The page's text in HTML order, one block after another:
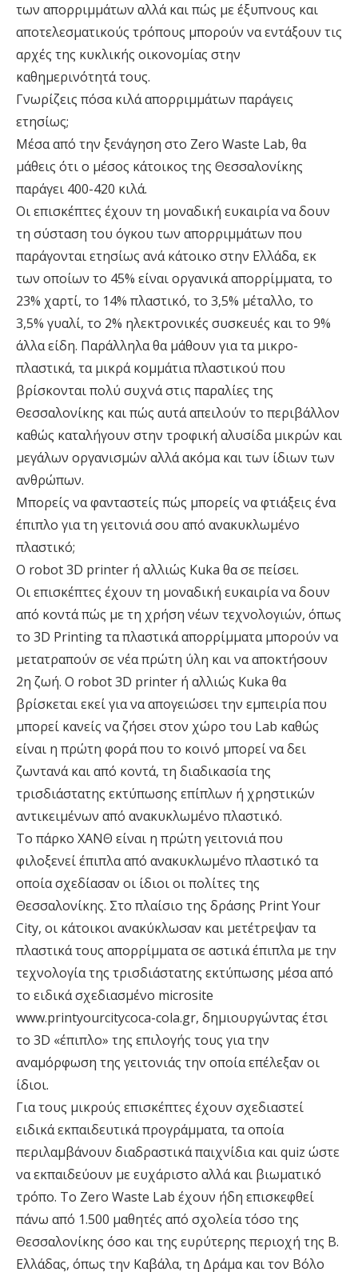
των απορριμμάτων αλλά και πώς με έξυπνους και
αποτελεσματικούς τρόπους μπορούν να εντάξουν τις
αρχές της κυκλικής οικονομίας στην
καθημερινότητά τους.
Γνωρίζεις πόσα κιλά απορριμμάτων παράγεις
ετησίως;
Μέσα από την ξενάγηση στο Zero Waste Lab, θα
μάθεις ότι ο μέσος κάτοικος της Θεσσαλονίκης
παράγει 400-420 κιλά.
Οι επισκέπτες έχουν τη μοναδική ευκαιρία να δουν
τη σύσταση του όγκου των απορριμμάτων που
παράγονται ετησίως ανά κάτοικο στην Ελλάδα, εκ
των οποίων το 45% είναι οργανικά απορρίμματα, το
23% χαρτί, το 14% πλαστικό, το 3,5% μέταλλο, το
3,5% γυαλί, το 2% ηλεκτρονικές συσκευές και το 9%
άλλα είδη. Παράλληλα θα μάθουν για τα μικρο-
πλαστικά, τα μικρά κομμάτια πλαστικού που
βρίσκονται πολύ συχνά στις παραλίες της
Θεσσαλονίκης και πώς αυτά απειλούν το περιβάλλον
καθώς καταλήγουν στην τροφική αλυσίδα μικρών και
μεγάλων οργανισμών αλλά ακόμα και των ίδιων των
ανθρώπων.
Μπορείς να φανταστείς πώς μπορείς να φτιάξεις ένα
έπιπλο για τη γειτονιά σου από ανακυκλωμένο
πλαστικό;
Ο robot 3D printer ή αλλιώς Kuka θα σε πείσει.
Οι επισκέπτες έχουν τη μοναδική ευκαιρία να δουν
από κοντά πώς με τη χρήση νέων τεχνολογιών, όπως
το 3D Printing τα πλαστικά απορρίμματα μπορούν να
μετατραπούν σε νέα πρώτη ύλη και να αποκτήσουν
2η ζωή. Ο robot 3D printer ή αλλιώς Kuka θα
βρίσκεται εκεί για να απογειώσει την εμπειρία που
μπορεί κανείς να ζήσει στον χώρο του Lab καθώς
είναι η πρώτη φορά που το κοινό μπορεί να δει
ζωντανά και από κοντά, τη διαδικασία της
τρισδιάστατης εκτύπωσης επίπλων ή χρηστικών
αντικειμένων από ανακυκλωμένο πλαστικό.
Το πάρκο ΧΑΝΘ είναι η πρώτη γειτονιά που
φιλοξενεί έπιπλα από ανακυκλωμένο πλαστικό τα
οποία σχεδίασαν οι ίδιοι οι πολίτες της
Θεσσαλονίκης. Στο πλαίσιο της δράσης Print Your
City, οι κάτοικοι ανακύκλωσαν και μετέτρεψαν τα
πλαστικά τους απορρίμματα σε αστικά έπιπλα με την
τεχνολογία της τρισδιάστατης εκτύπωσης μέσα από
το ειδικά σχεδιασμένο microsite
www.printyourcitycoca-cola.gr, δημιουργώντας έτσι
το 3D «έπιπλο» της επιλογής τους για την
αναμόρφωση της γειτονιάς την οποία επέλεξαν οι
ίδιοι.
Για τους μικρούς επισκέπτες έχουν σχεδιαστεί
ειδικά εκπαιδευτικά προγράμματα, τα οποία
περιλαμβάνουν διαδραστικά παιχνίδια και quiz ώστε
να εκπαιδεύουν με ευχάριστο αλλά και βιωματικό
τρόπο. Το Zero Waste Lab έχουν ήδη επισκεφθεί
πάνω από 1.500 μαθητές από σχολεία τόσο της
Θεσσαλονίκης όσο και της ευρύτερης περιοχή της Β.
Ελλάδας, όπως την Καβάλα, τη Δράμα και τον Βόλο